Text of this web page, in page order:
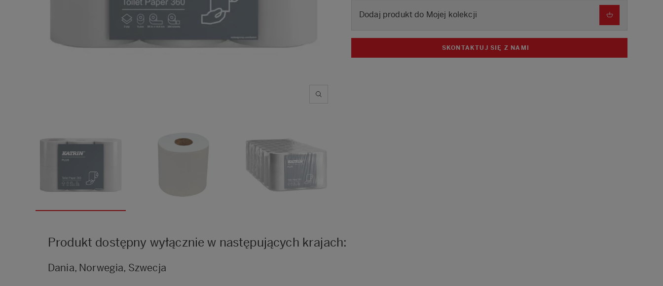
Dodaj produkt do Mojej kolekcji
SKONTAKTUJ SIĘ Z NAMI
Produkt dostępny wyłącznie w następujących krajach:
Dania, Norwegia, Szwecja